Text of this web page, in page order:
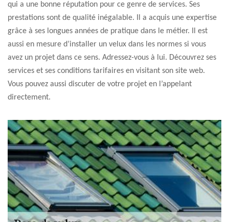
qui a une bonne réputation pour ce genre de services. Ses
prestations sont de qualité inégalable. Il a acquis une expertise
grâce à ses longues années de pratique dans le métier. Il est
aussi en mesure d’installer un velux dans les normes si vous
avez un projet dans ce sens. Adressez-vous à lui. Découvrez ses
services et ses conditions tarifaires en visitant son site web.
Vous pouvez aussi discuter de votre projet en l’appelant
directement.